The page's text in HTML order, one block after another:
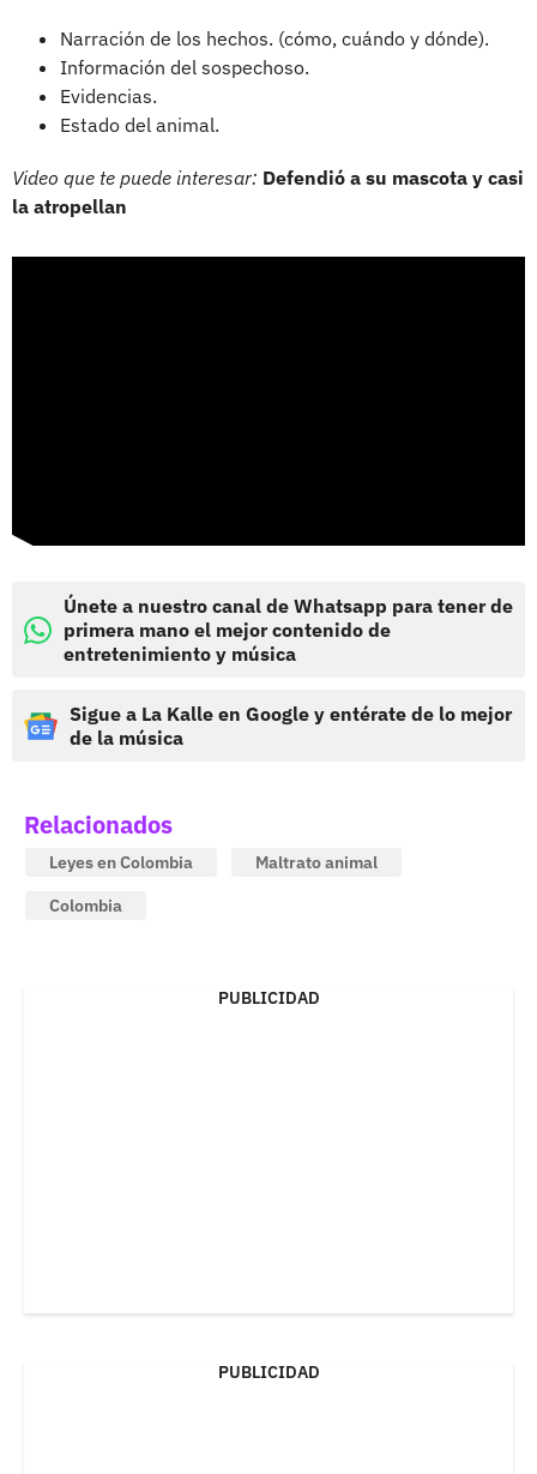
Narración de los hechos. (cómo, cuándo y dónde).
Información del sospechoso.
Evidencias.
Estado del animal.
Video que te puede interesar: Defendió a su mascota y casi
la atropellan
Únete a nuestro canal de Whatsapp para tener de
primera mano el mejor contenido de
entretenimiento y música
Sigue a La Kalle en Google y entérate de lo mejor
de la música
Relacionados
Leyes en Colombia
Maltrato animal
Colombia
PUBLICIDAD
PUBLICIDAD